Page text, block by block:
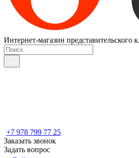
Интернет-магазин представительского
+7 978 799 77 25
Заказать звонок
Задать вопрос